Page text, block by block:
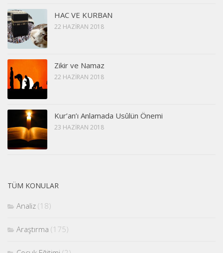
HAC VE KURBAN
22 HAZIRAN 2018
Zikir ve Namaz
22 HAZIRAN 2018
Kur’an’ı Anlamada Usûlün Önemi
23 HAZIRAN 2018
TÜM KONULAR
Analiz (18)
Araştırma (175)